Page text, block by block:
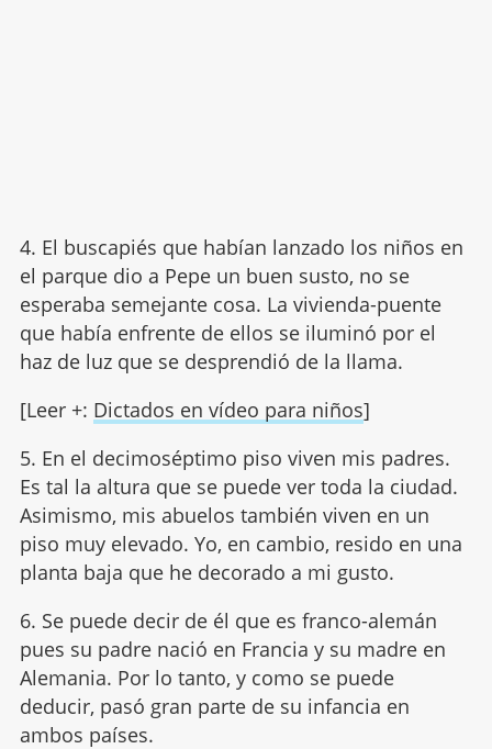
4. El buscapiés que habían lanzado los niños en
el parque dio a Pepe un buen susto, no se
esperaba semejante cosa. La vivienda-puente
que había enfrente de ellos se iluminó por el
haz de luz que se desprendió de la llama.
[Leer +: Dictados en vídeo para niños]
5. En el decimoséptimo piso viven mis padres.
Es tal la altura que se puede ver toda la ciudad.
Asimismo, mis abuelos también viven en un
piso muy elevado. Yo, en cambio, resido en una
planta baja que he decorado a mi gusto.
6. Se puede decir de él que es franco-alemán
pues su padre nació en Francia y su madre en
Alemania. Por lo tanto, y como se puede
deducir, pasó gran parte de su infancia en
ambos países.